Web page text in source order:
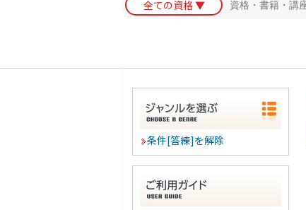
条件[答練]を解除